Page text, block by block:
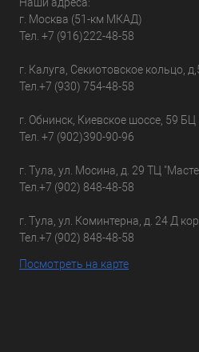
г. Москва (51-км МКАД)
Тел. +7 (916)222-48-58
г. Калуга, Секиотовское кольцо,
Тел. +7 (930) 754-48-58
г. Обнинск, Киевское шоссе, 59
Тел. +7 (902)390-90-96
г. Тула, ул. Мосина, д. 29 ТЦ
Тел. +7 (902) 848-48-58
г. Тула, ул. Коминтерна, д. 24 Д
Тел. +7 (902) 848-48-58
Посмотреть на карте